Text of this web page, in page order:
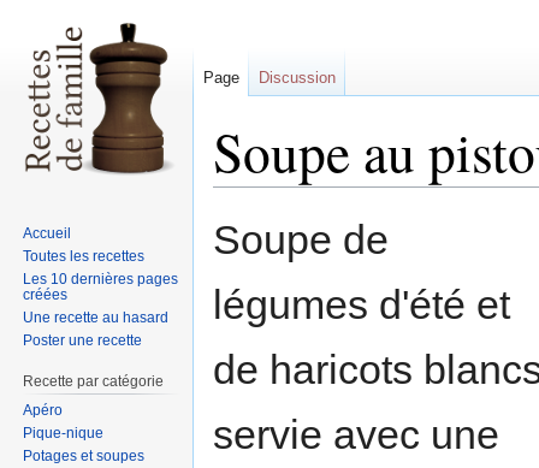
Soupe au
à
navigation
à
recherche
Soupe de
légumes d'été et
de haricots
servie avec une
Page Discussion
Accueil
Toutes les recettes
Les 10 dernières pages
créées
Une recette au hasard
Poster une recette
Recette par catégorie
Apéro
Pique-nique
Potages et soupes